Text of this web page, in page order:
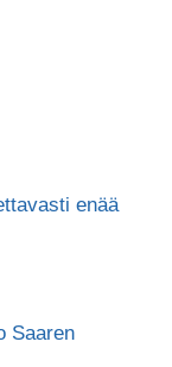
enää
Saaren